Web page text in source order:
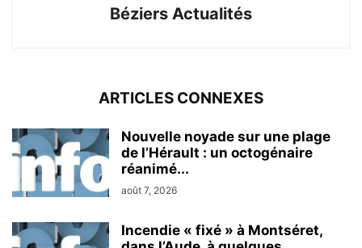
Béziers Actualités
ARTICLES CONNEXES
Nouvelle noyade sur une plage
de l’Hérault : un octogénaire
réanimé...
août 7, 2026
Incendie « fixé » à Montséret,